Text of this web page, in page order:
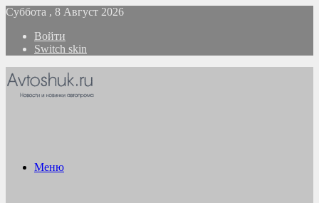
Суббота , 8 Август 2026
Войти
Switch skin
Меню